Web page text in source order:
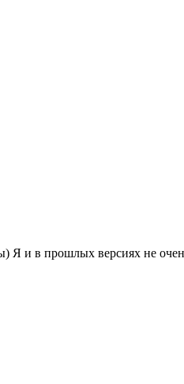
Я и в прошлых версиях не